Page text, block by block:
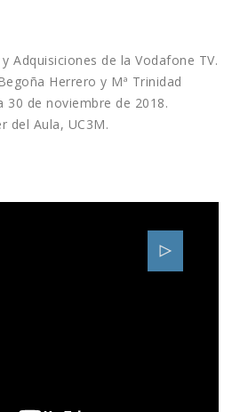
Adquisiciones de la Vodafone TV.
Herrero y Mª Trinidad
30 de noviembre de 2018.
del Aula, UC3M.